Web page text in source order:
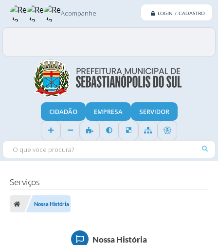
LOGIN / CADASTRO
O QUE VOCE PROCURA?
Acompanhe
CIDADÃO EMPRESA SERVIDOR
Serviços
Nossa História
Nossa História